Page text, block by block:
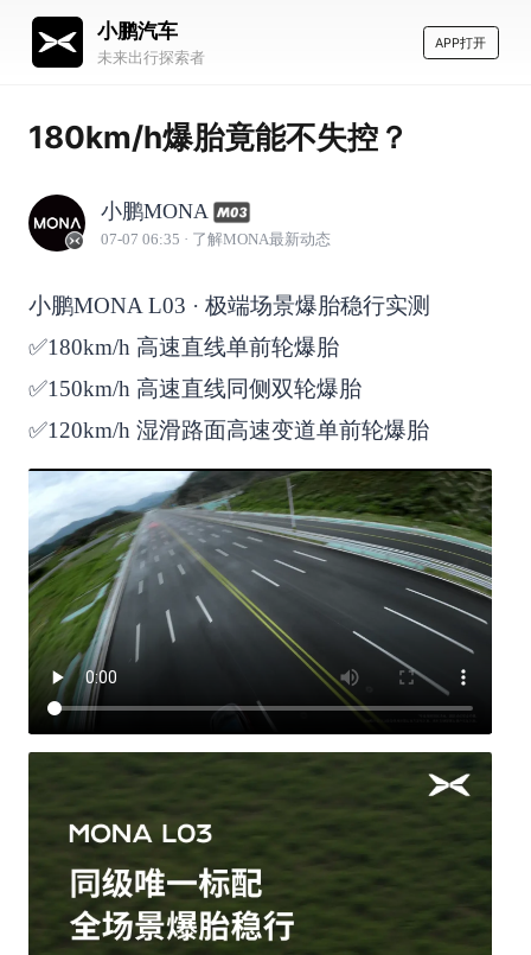
小鹏汽车
未来出行探索者
APP打开
180km/h爆胎竟能不失控？
小鹏MONA
07-07 06:35 · 了解MONA最新动态
小鹏MONA L03 · 极端场景爆胎稳行实测
✅180km/h 高速直线单前轮爆胎
✅150km/h 高速直线同侧双轮爆胎
✅120km/h 湿滑路面高速变道单前轮爆胎